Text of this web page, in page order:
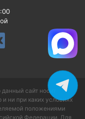
сайт носит
ни при каких условиях
положениями
Федерации. Для